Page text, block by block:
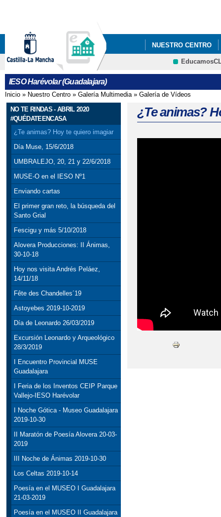
NUESTRO CENTRO
ANUNCIOS Y
IESO Harévolar (Guadalajara)
Se encuentra usted aquí
Inicio » Nuestro Centro » Galería Multimedia» Galería de Vídeos
NO TE RINDAS - ABRIL 2020
#QUÉDATEENCASA
¿Te animas? Hoy te quiero imagiar
Día Muse, 15/6/2018
UMBRALEJO, 20, 21 y 22/6/2018
MUSE-O en el IESO Nº1
Enviando cartas
El primer gran reto, la búsqueda del
Santo Grial
Fescigu y más 5/10/2018
Alovera Producciones: II Ánimas,
30-10-18
Hoy nos visita Andrés Peláez,
14/11/18
Fête des Chandelles´19
Astoyebes 2019-10-2019
Día de Leonardo 26/03/2019
Excursión Leonardo y Arqueológico
28/3/2019
I Encuentro Provincial MUSE
Guadalajara
I Feria de los Inventos CEIP Parque
Vallejo-IESO Harévolar
I Noche Gótica - Museo Guadalajara
2019-10-30
II Maratón de Poesía Alovera 20-03-
2019
III Noche de Ánimas 2019-10-30
Los Celtas 2019-10-14
Poesía en el MUSEO I Guadalajara
21-03-2019
Poesía en el MUSEO II Guadalajara
¿Te animas?